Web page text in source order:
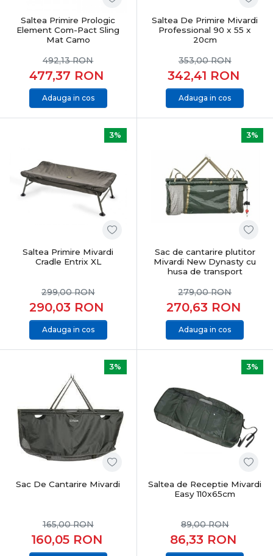
Saltea Primire Prologic
Element Com-Pact Sling
Mat Camo
477,37 RON
492,13RON
Adauga in cos
Saltea De Primire Mivardi
Professional 90 x 55 x
20cm
342,41 RON
353,00RON
Adauga in cos
3%
Saltea Primire Mivardi
Cradle Entrix XL
290,03 RON
299,00RON
Adauga in cos
3%
Sac de cantarire plutitor
Mivardi New Dynasty cu
husa de transport
270,63 RON
279,00RON
Adauga in cos
3%
Sac De Cantarire Mivardi
160,05 RON
165,00RON
3%
Saltea de Receptie Mivardi
Easy 110x65cm
86,33 RON
89,00RON